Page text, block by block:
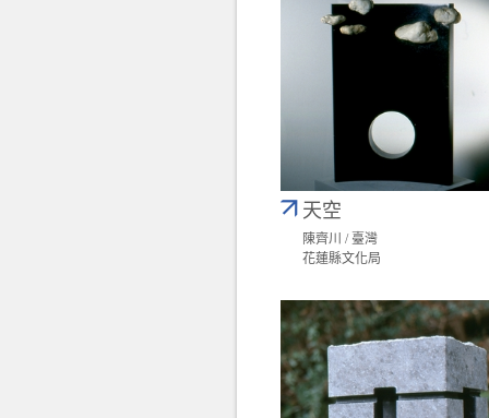
天空
陳齊川 / 臺灣
花蓮縣文化局